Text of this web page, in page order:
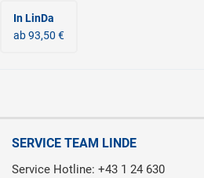
In LinDa
ab 93,50 €
SERVICE TEAM LINDE
Service Hotline: +43 1 24 630